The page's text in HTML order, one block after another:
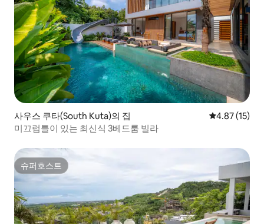
사우스 쿠타(South Kuta)의 집 평점 4.87점
4.87 (15)
미끄럼틀이 있는 최신식 3베드룸 빌라
슈퍼호스트
슈퍼호스트